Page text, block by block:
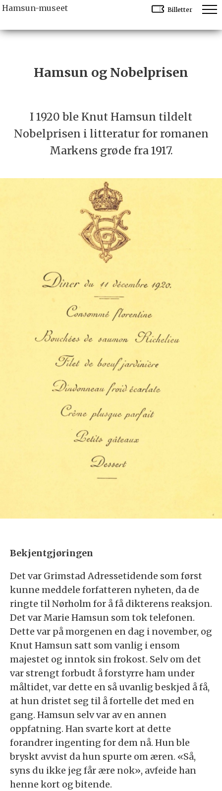
Hamsun-museet Billetter
Hamsun og Nobelprisen
I 1920 ble Knut Hamsun tildelt
Nobelprisen i litteratur for romanen
Markens grøde fra 1917.
Bekjentgjøringen
Det var Grimstad Adressetidende som først
kunne meddele forfatteren nyheten, da de
ringte til Nørholm for å få dikterens reaksjon.
Det var Marie Hamsun som tok telefonen.
Dette var på morgenen en dag i november, og
Knut Hamsun satt som vanlig i ensom
majestet og inntok sin frokost. Selv om det
var strengt forbudt å forstyrre ham under
måltidet, var dette en så uvanlig beskjed å få,
at hun dristet seg til å fortelle det med en
gang. Hamsun selv var av en annen
oppfatning. Han svarte kort at dette
forandrer ingenting for dem nå. Hun ble
bryskt avvist da hun spurte om æren. «Så,
syns du ikke jeg får ære nok», avfeide han
henne kort og bitende.